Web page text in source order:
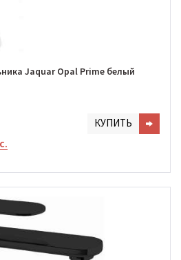
Jaquar Opal Prime белый
КУПИТЬ